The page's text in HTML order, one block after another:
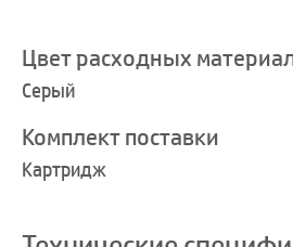
Цвет расходных
Серый
Комплект поставки
Картридж